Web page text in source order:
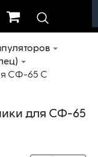
СФ-65 С
для СФ-65